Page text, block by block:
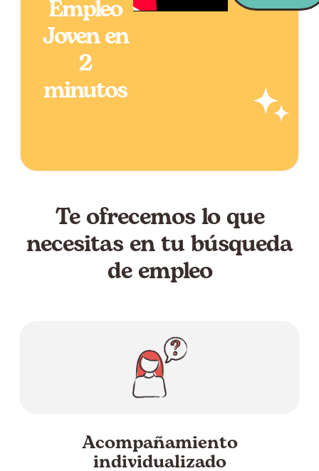
Empleo
Joven en
2
minutos
Te ofrecemos lo que
necesitas en tu búsqueda
de empleo
Acompañamiento
individualizado